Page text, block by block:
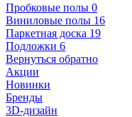
Пробковые полы 0
Виниловые полы 16
Паркетная доска 19
Подложки 6
Вернуться обратно
Акции
Новинки
Бренды
3D-дизайн